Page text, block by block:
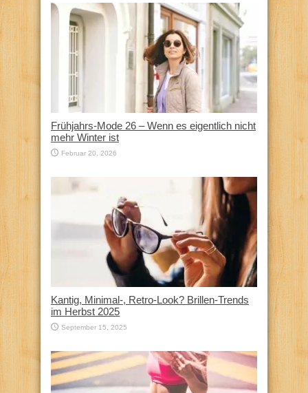
Frühjahrs-Mode 26 – Wenn es eigentlich nicht
mehr Winter ist
Februar 20, 2026
Kantig, Minimal-, Retro-Look? Brillen-Trends
im Herbst 2025
September 15, 2025